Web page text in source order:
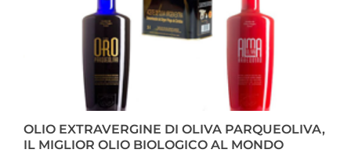
OLIO EXTRAVERGINE DI OLIVA PARQUEOLIVA,
IL MIGLIOR OLIO BIOLOGICO AL MONDO